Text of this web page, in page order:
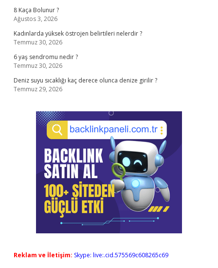
8 Kaça Bolunur ?
Ağustos 3, 2026
Kadınlarda yüksek östrojen belirtileri nelerdir ?
Temmuz 30, 2026
6 yaş sendromu nedir ?
Temmuz 30, 2026
Deniz suyu sıcaklığı kaç derece olunca denize girilir ?
Temmuz 29, 2026
Reklam ve İletişim: Skype: live:.cid.575569c608265c69